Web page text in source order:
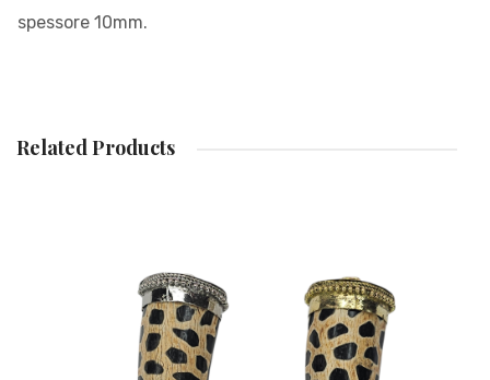
spessore 10mm.
Related Products